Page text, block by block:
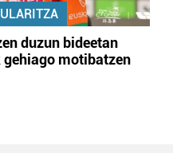
duzun bideetan
gehiago motibatzen